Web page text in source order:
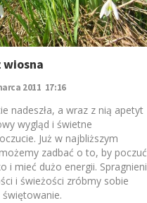
wiosna
2011 17:16
nadeszła, a wraz z nią apetyt
wygląd i świetne
Już w najbliższym
zadbać o to, by poczuć
i mieć dużo energii. Spragnieni
i świeżości zróbmy sobie
świętowanie.